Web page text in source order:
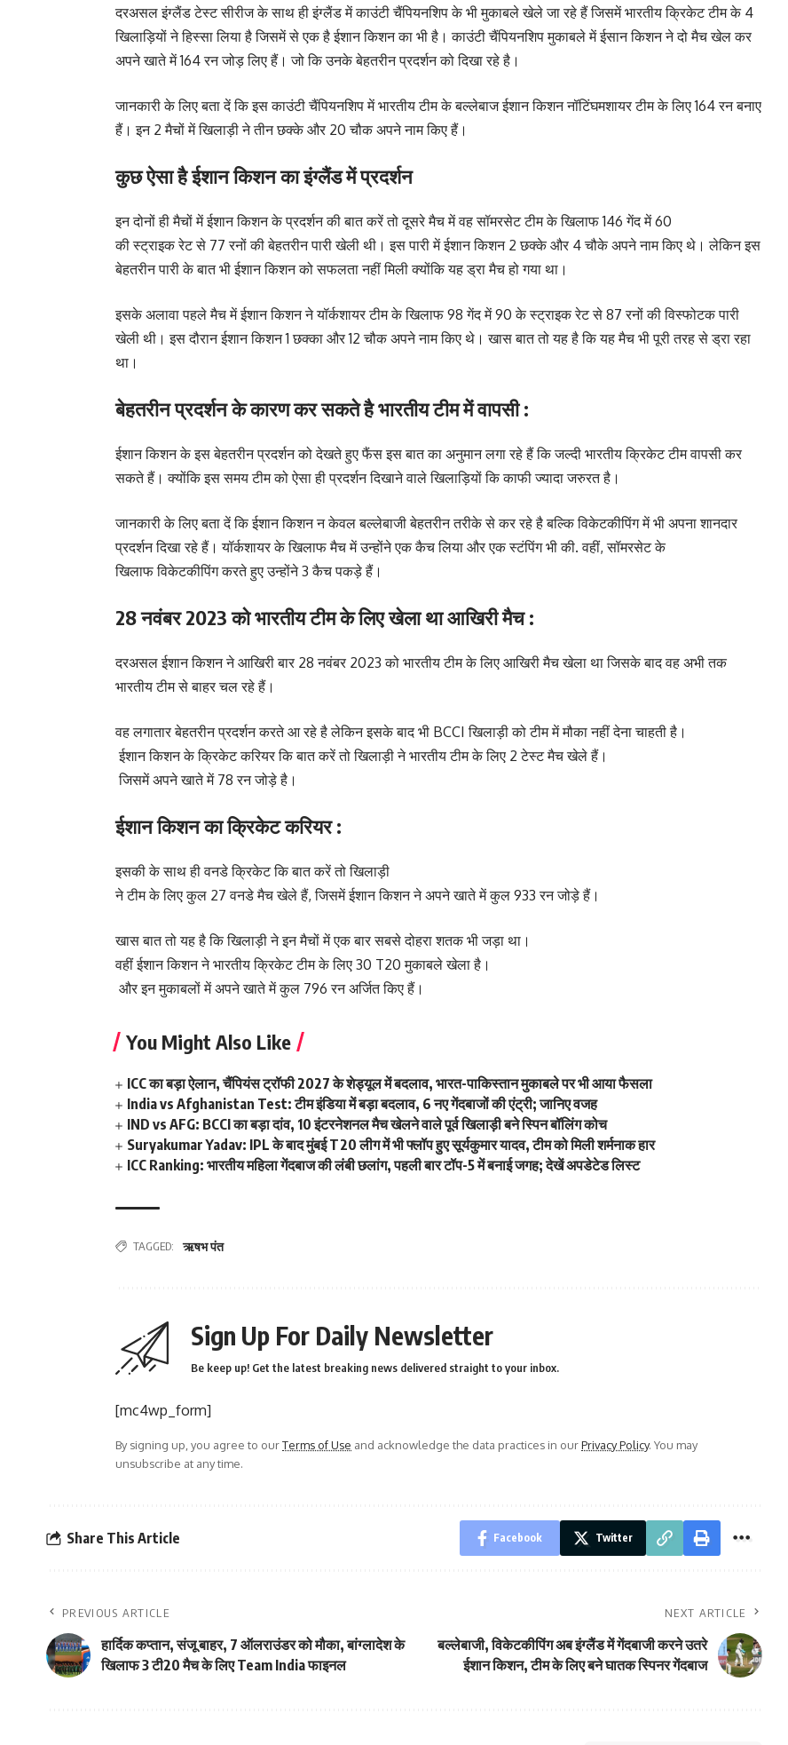
दरअसल इंग्लैंड टेस्ट सीरीज के साथ ही इंग्लैंड में काउंटी चैंपियनशिप के भी मुकाबले खेले जा रहे हैं जिसमें भारतीय क्रिकेट टीम के 4
खिलाड़ियों ने हिस्सा लिया है जिसमें से एक है ईशान किशन का भी है। काउंटी चैंपियनशिप मुकाबले में ईसान किशन ने दो मैच खेल कर
अपने खाते में 164 रन जोड़ लिए हैं। जो कि उनके बेहतरीन प्रदर्शन को दिखा रहे है।
जानकारी के लिए बता दें कि इस काउंटी चैंपियनशिप में भारतीय टीम के बल्लेबाज ईशान किशन नॉटिंघमशायर टीम के लिए 164 रन बनाए
हैं। इन 2 मैचों में खिलाड़ी ने तीन छक्के और 20 चौक अपने नाम किए हैं।
कुछ ऐसा है ईशान किशन का इंग्लैंड में प्रदर्शन
इन दोनों ही मैचों में ईशान किशन के प्रदर्शन की बात करें तो दूसरे मैच में वह सॉमरसेट टीम के खिलाफ 146 गेंद में 60
की स्ट्राइक रेट से 77 रनों की बेहतरीन पारी खेली थी। इस पारी में ईशान किशन 2 छक्के और 4 चौके अपने नाम किए थे। लेकिन इस
बेहतरीन पारी के बात भी ईशान किशन को सफलता नहीं मिली क्योंकि यह ड्रा मैच हो गया था।
इसके अलावा पहले मैच में ईशान किशन ने यॉर्कशायर टीम के खिलाफ 98 गेंद में 90 के स्ट्राइक रेट से 87 रनों की विस्फोटक पारी
खेली थी। इस दौरान ईशान किशन 1 छक्का और 12 चौक अपने नाम किए थे। खास बात तो यह है कि यह मैच भी पूरी तरह से ड्रा रहा
था।
बेहतरीन प्रदर्शन के कारण कर सकते है भारतीय टीम में वापसी :
ईशान किशन के इस बेहतरीन प्रदर्शन को देखते हुए फैंस इस बात का अनुमान लगा रहे हैं कि जल्दी भारतीय क्रिकेट टीम वापसी कर
सकते हैं। क्योंकि इस समय टीम को ऐसा ही प्रदर्शन दिखाने वाले खिलाड़ियों कि काफी ज्यादा जरुरत है।
जानकारी के लिए बता दें कि ईशान किशन न केवल बल्लेबाजी बेहतरीन तरीके से कर रहे है बल्कि विकेटकीपिंग में भी अपना शानदार
प्रदर्शन दिखा रहे हैं। यॉर्कशायर के खिलाफ मैच में उन्होंने एक कैच लिया और एक स्टंपिंग भी की. वहीं, सॉमरसेट के
खिलाफ विकेटकीपिंग करते हुए उन्होंने 3 कैच पकड़े हैं।
28 नवंबर 2023 को भारतीय टीम के लिए खेला था आखिरी मैच :
दरअसल ईशान किशन ने आखिरी बार 28 नवंबर 2023 को भारतीय टीम के लिए आखिरी मैच खेला था जिसके बाद वह अभी तक
भारतीय टीम से बाहर चल रहे हैं।
वह लगातार बेहतरीन प्रदर्शन करते आ रहे है लेकिन इसके बाद भी BCCI खिलाड़ी को टीम में मौका नहीं देना चाहती है।
ईशान किशन के क्रिकेट करियर कि बात करें तो खिलाड़ी ने भारतीय टीम के लिए 2 टेस्ट मैच खेले हैं।
जिसमें अपने खाते में 78 रन जोड़े है।
ईशान किशन का क्रिकेट करियर :
इसकी के साथ ही वनडे क्रिकेट कि बात करें तो खिलाड़ी
ने टीम के लिए कुल 27 वनडे मैच खेले हैं, जिसमें ईशान किशन ने अपने खाते में कुल 933 रन जोड़े हैं।
खास बात तो यह है कि खिलाड़ी ने इन मैचों में एक बार सबसे दोहरा शतक भी जड़ा था।
वहीं ईशान किशन ने भारतीय क्रिकेट टीम के लिए 30 T20 मुकाबले खेला है।
और इन मुकाबलों में अपने खाते में कुल 796 रन अर्जित किए हैं।
You Might Also Like
ICC का बड़ा ऐलान, चैंपियंस ट्रॉफी 2027 के शेड्यूल में बदलाव, भारत-पाकिस्तान मुकाबले पर भी आया फैसला
India vs Afghanistan Test: टीम इंडिया में बड़ा बदलाव, 6 नए गेंदबाजों की एंट्री; जानिए वजह
IND vs AFG: BCCI का बड़ा दांव, 10 इंटरनेशनल मैच खेलने वाले पूर्व खिलाड़ी बने स्पिन बॉलिंग कोच
Suryakumar Yadav: IPL के बाद मुंबई T20 लीग में भी फ्लॉप हुए सूर्यकुमार यादव, टीम को मिली शर्मनाक हार
ICC Ranking: भारतीय महिला गेंदबाज की लंबी छलांग, पहली बार टॉप-5 में बनाई जगह; देखें अपडेटेड लिस्ट
TAGGED: ऋषभ पंत
Sign Up For Daily Newsletter
Be keep up! Get the latest breaking news delivered straight to your inbox.
[mc4wp_form]
By signing up, you agree to ourTerms of Use and acknowledge the data practices in ourPrivacy Policy. You may
unsubscribe at any time.
Share This Article Facebook Twitter
PREVIOUS ARTICLE
हार्दिक कप्तान, संजू बाहर, 7 ऑलराउंडर को मौका, बांग्लादेश के
खिलाफ 3 टी20 मैच के लिए Team India फाइनल
NEXT ARTICLE
बल्लेबाजी, विकेटकीपिंग अब इंग्लैंड में गेंदबाजी करने उतरे
ईशान किशन, टीम के लिए बने घातक स्पिनर गेंदबाज